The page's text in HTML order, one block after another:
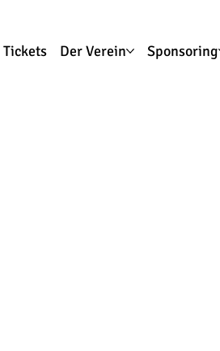
Tickets Der Verein Sponsoring